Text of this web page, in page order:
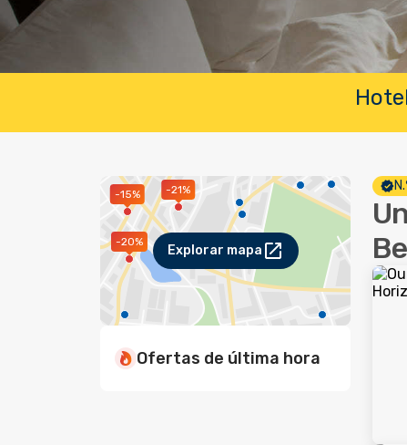
-21%
-20%
-15%
Explorar mapa
Ofertas de última hora